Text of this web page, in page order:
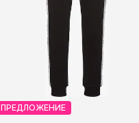
ПРЕДЛОЖЕНИЕ